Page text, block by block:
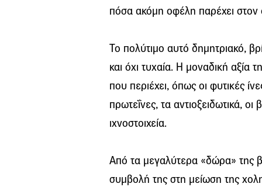
πόσα ακόμη οφέλη παρέχει στον
Το πολύτιμο αυτό δημητριακό,
και όχι τυχαία. Η μοναδική αξία
που περιέχει, όπως οι φυτικές
πρωτεΐνες, τα αντιοξειδωτικά,
ιχνοστοιχεία.
Από τα μεγαλύτερα «δώρα» της
συμβολή της στη μείωση της